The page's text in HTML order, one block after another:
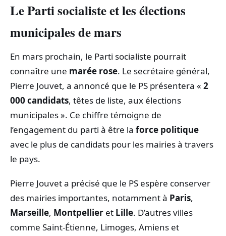
SCIENCES & TECH
Le Parti socialiste et les élections
municipales de mars
En mars prochain, le Parti socialiste pourrait
connaître une marée rose. Le secrétaire général,
Pierre Jouvet, a annoncé que le PS présentera « 2
000 candidats, têtes de liste, aux élections
municipales ». Ce chiffre témoigne de
l’engagement du parti à être la force politique
avec le plus de candidats pour les mairies à travers
le pays.
Pierre Jouvet a précisé que le PS espère conserver
des mairies importantes, notamment à Paris,
Marseille, Montpellier et Lille. D’autres villes
comme Saint-Étienne, Limoges, Amiens et